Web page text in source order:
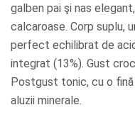
galben pai şi nas
calcaroase. Corp suplu,
perfect echilibrat de
integrat (13%). Gust
Postgust tonic, cu o
aluzii minerale.